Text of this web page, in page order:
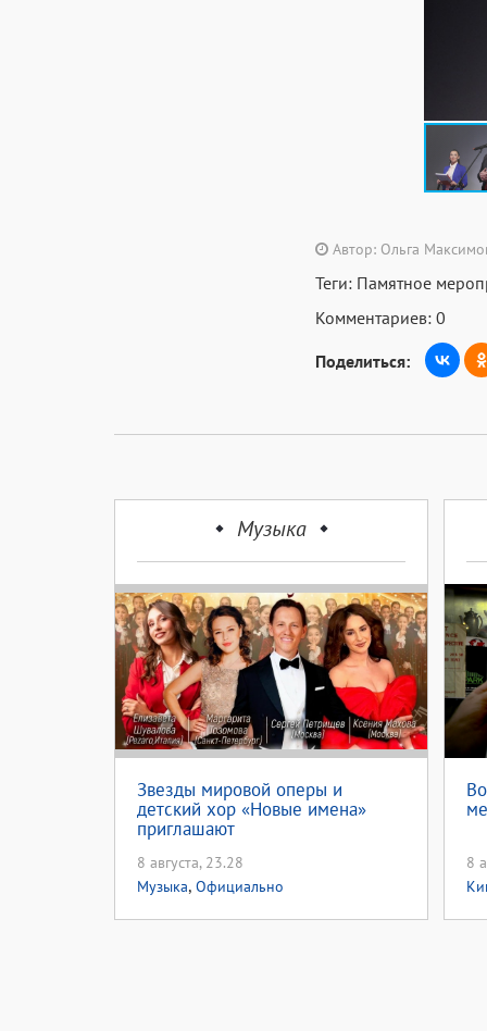
Автор: Ольга
Теги: Памятное
Комментариев: 0
Поделиться:
Музыка
Звезды мировой оперы и
детский хор «Новые имена»
приглашают
8 августа, 23.28
Музыка, Официально
8